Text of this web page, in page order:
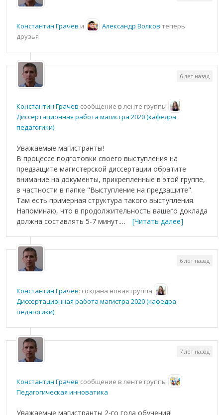
Константин Грачев и Александр Волков теперь
друзья
Константин Грачев сообщение в ленте группы
Диссертационная работа магистра 2020 (кафедра
педагогики)
6 лет назад
Уважаемые магистранты!
В процессе подготовки своего выступления на
предзащите магистерской диссертации обратите
внимание на документы, прикрепленные в этой группе,
в частности в папке "Выступление на предзащите".
Там есть примерная структура такого выступления.
Напоминаю, что в продолжительность вашего доклада
должна составлять 5-7 минут.…
[Читать далее]
Константин Грачев: создана новая группа
Диссертационная работа магистра 2020 (кафедра
педагогики)
6 лет назад
Константин Грачев сообщение в ленте группы
Педагогическая инноватика
7 лет назад
Уважаемые магистранты 2-го года обучения!